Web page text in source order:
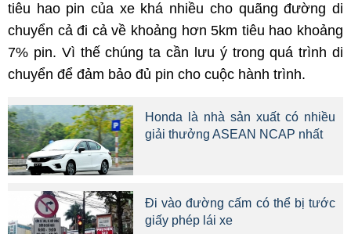
tiêu hao pin của xe khá nhiều cho quãng đường di
chuyển cả đi cả về khoảng hơn 5km tiêu hao khoảng
7% pin. Vì thế chúng ta cần lưu ý trong quá trình di
chuyển để đảm bảo đủ pin cho cuộc hành trình.
Honda là nhà sản xuất có nhiều
giải thưởng ASEAN NCAP nhất
Đi vào đường cấm có thể bị tước
giấy phép lái xe